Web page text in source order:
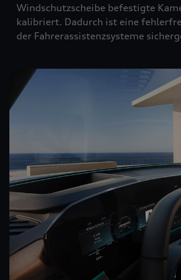
Windschutzscheibe befestigte
kalibriert. Dadurch ist eine
der Fahrerassistenzsysteme